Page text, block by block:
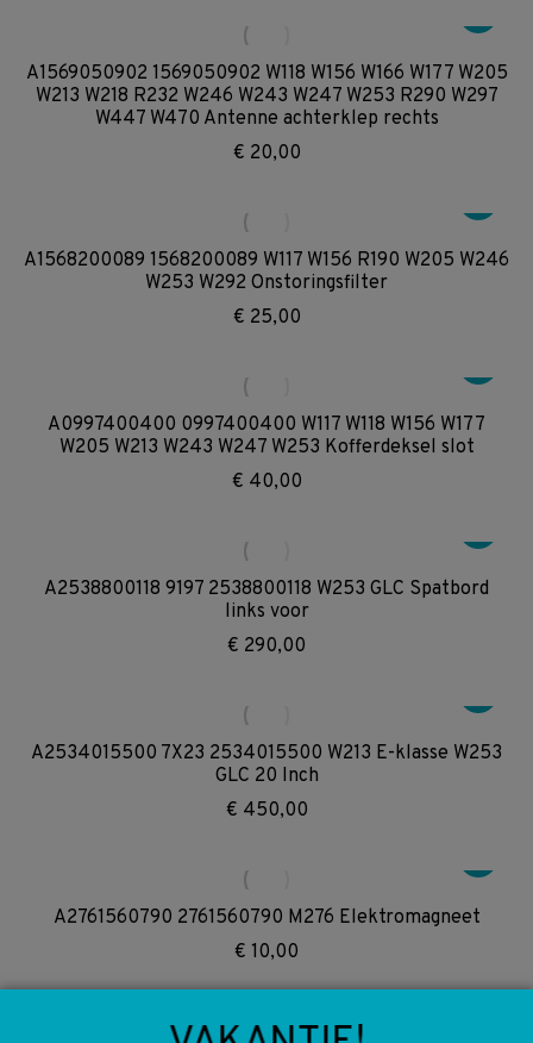
A1569050902 1569050902 W118 W156 W166 W177 W205
W213 W218 R232 W246 W243 W247 W253 R290 W297
W447 W470 Antenne achterklep rechts
€ 20,00
A1568200089 1568200089 W117 W156 R190 W205 W246
W253 W292 Onstoringsfilter
€ 25,00
A0997400400 0997400400 W117 W118 W156 W177
W205 W213 W243 W247 W253 Kofferdeksel slot
€ 40,00
A2538800118 9197 2538800118 W253 GLC Spatbord
links voor
€ 290,00
A2534015500 7X23 2534015500 W213 E-klasse W253
GLC 20 Inch
€ 450,00
A2761560790 2761560790 M276 Elektromagneet
€ 10,00